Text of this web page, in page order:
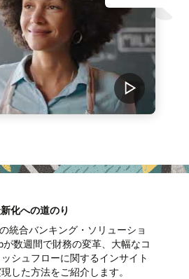
化への道のり
統合バンキング・ソリューショ
数週間で財務の変革、大幅なコ
シュフローに関するインサイト
した方法をご紹介します。